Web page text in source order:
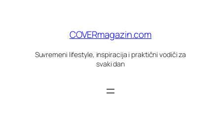
COVERmagazin.com
Suvremeni lifestyle, inspiracija i praktični vodiči za
svaki dan